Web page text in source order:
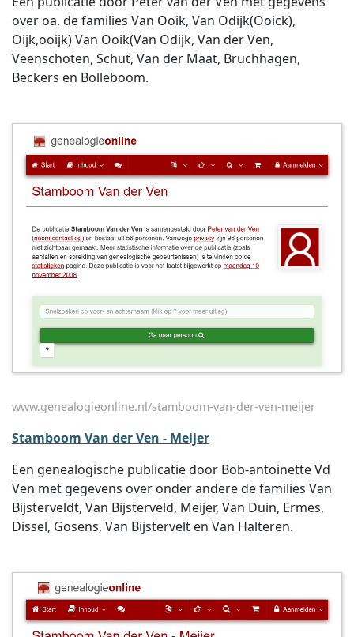
over oa. de families Van Ooik, Van Odijk(Ooick),
Oijk,ooijk) Van Ooik(Van Odijk, Van der Ven,
Veenschoten, Schut, Van der Maat, Bruchhagen,
Beckers en Bolleboom.
www.genealogieonline.nl/stamboom-van-der-ven-meijer
Stamboom Van der Ven - Meijer
Een genealogische publicatie door Bob-antoinette Vd
Ven met gegevens over onder andere de families Van
Bijsterveldt, Van Bijsterveld, Meijer, Van Duin, Ermes,
Dissel, Gosens, Van Bijstervelt en Van Halteren.